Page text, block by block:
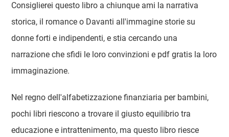
Consiglierei questo libro a chiunque ami la narrativa
storica, il romance o Davanti all'immagine storie su
donne forti e indipendenti, e stia cercando una
narrazione che sfidi le loro convinzioni e pdf gratis la loro
immaginazione.
Nel regno dell'alfabetizzazione finanziaria per bambini,
pochi libri riescono a trovare il giusto equilibrio tra
educazione e intrattenimento, ma questo libro riesce